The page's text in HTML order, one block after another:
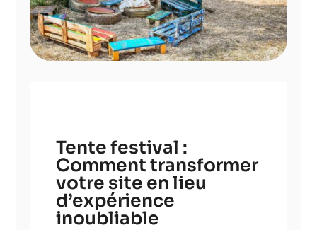
Tente festival :
Comment transformer
votre site en lieu
d’expérience
inoubliable